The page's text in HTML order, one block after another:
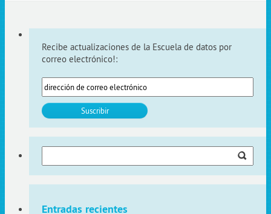
Recibe actualizaciones de la Escuela de datos por
correo electrónico!:
Entradas recientes